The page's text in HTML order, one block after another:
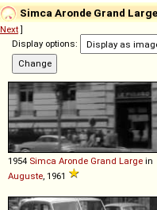
Simca Aronde Grand
Next]
Display options:
1954 Simca Aronde Grand Large in
Auguste , 1961